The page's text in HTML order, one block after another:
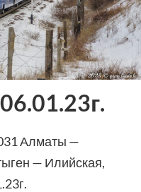
Алматы —
— Илийская,